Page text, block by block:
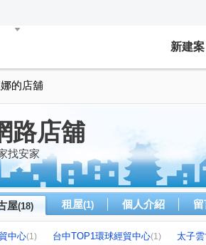
新建案
的店舖
路店舖
找安家
屋(18) 租屋(1) 個人介紹
中心(1) 台中TOP1環球經貿中心(1)
太子